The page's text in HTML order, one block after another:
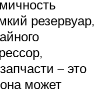
резервуар,
– это
может